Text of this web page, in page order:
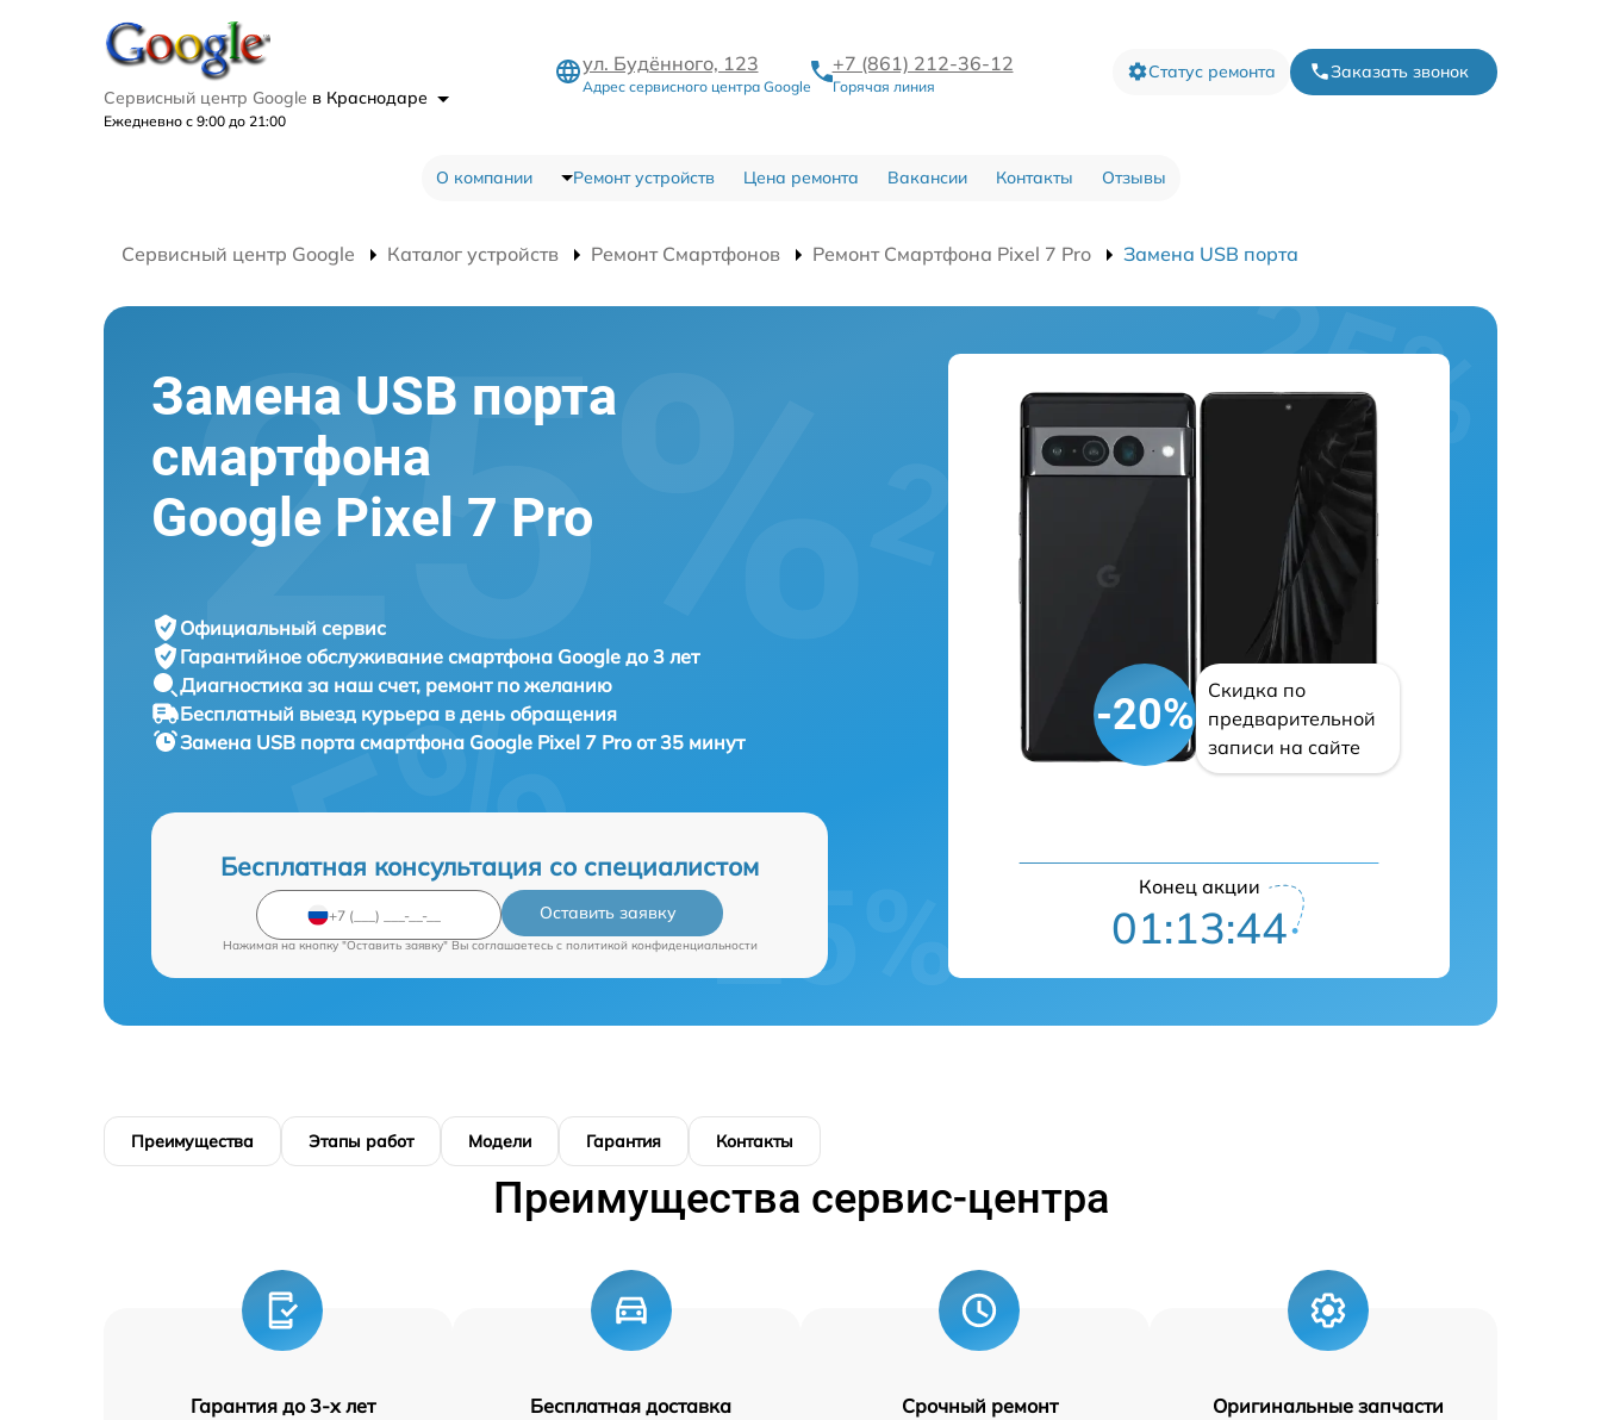
Сервисный центр Google в Краснодаре
Ежедневно с 9:00 до 21:00
ул. Будённого, 123
Адрес сервисного центра Google
+7 (861) 212-36-12
Горячая линия
Статус ремонта Заказать звонок
О компании Ремонт устройств Цена ремонта Вакансии Контакты Отзывы
Сервисный центр Google Каталог устройств Ремонт Смартфонов Ремонт Смартфона Pixel 7 Pro Замена USB порта
Замена USB порта
смартфона
Google Pixel 7 Pro
Официальный сервис
Гарантийное обслуживание смартфона Google до 3 лет
Диагностика за наш счет, ремонт по желанию
Бесплатный выезд курьера в день обращения
Замена USB порта смартфона Google Pixel 7 Pro от 35 минут
Бесплатная консультация со специалистом
Оставить заявку
Нажимая на кнопку "Оставить заявку" Вы соглашаетесь c политикой конфиденциальности
-20%
Скидка по
предварительной
записи на сайте
Конец акции
01:13:43
Преимущества Этапы работ Модели Гарантия Контакты
Преимущества сервис-центра
Гарантия до 3-х лет Бесплатная доставка Срочный ремонт Оригинальные запчасти